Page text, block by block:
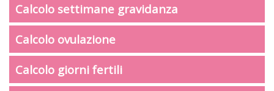
Calcolo settimane gravidanza
Calcolo ovulazione
Calcolo giorni fertili